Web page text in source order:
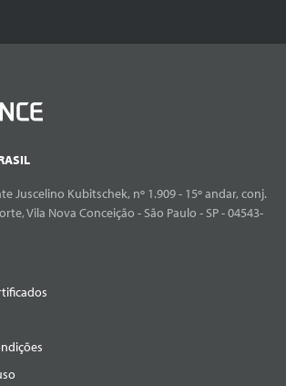
Juscelino Kubitschek, nº 1.909 - 15º andar, conj.
Vila Nova Conceição - São Paulo - SP - 04543-